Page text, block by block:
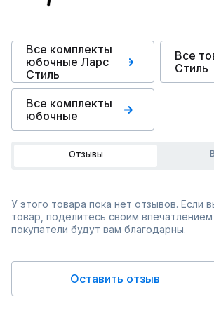
Все комплекты
юбочные Ларс
Стиль
Все
Стиль
Все комплекты
юбочные
Отзывы
У этого товара пока нет отзывов. Если
товар, поделитесь своим
покупатели будут вам благодарны.
Оставить отзыв